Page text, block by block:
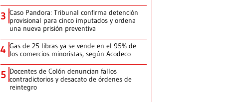
3 Caso Pandora: Tribunal confirma detención
provisional para cinco imputados y ordena
una nueva prisión preventiva
4 Gas de 25 libras ya se vende en el 95% de
los comercios minoristas, según Acodeco
5 Docentes de Colón denuncian fallos
contradictorios y desacato de órdenes de
reintegro